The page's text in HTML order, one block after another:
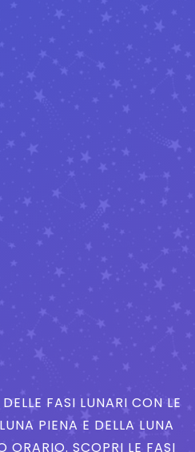
FASI LUNARI CON LE
PIENA E DELLA LUNA
ORARIO. SCOPRI LE FASI